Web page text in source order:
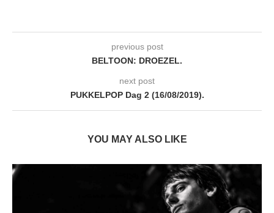
previous post
BELTOON: DROEZEL.
next post
PUKKELPOP Dag 2 (16/08/2019).
YOU MAY ALSO LIKE